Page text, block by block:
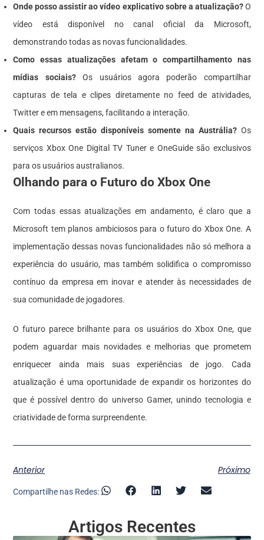
Onde posso assistir ao vídeo explicativo sobre a atualização?O
vídeo está disponível no canal oficial da Microsoft,
demonstrando todas as novas funcionalidades.
Como essas atualizações afetam o compartilhamento nas
mídias sociais?Os usuários agora poderão compartilhar
capturas de tela e clipes diretamente no feed de atividades,
Twitter e em mensagens, facilitando a interação.
Quais recursos estão disponíveis somente na Austrália?Os
serviços Xbox One Digital TV Tuner e OneGuide são exclusivos
para os usuários australianos.
Olhando para o Futuro do Xbox One
Com todas essas atualizações em andamento, é claro que a
Microsoft tem planos ambiciosos para o futuro do Xbox One. A
implementação dessas novas funcionalidades não só melhora a
experiência do usuário, mas também solidifica o compromisso
contínuo da empresa em inovar e atender às necessidades de
sua comunidade de jogadores.
O futuro parece brilhante para os usuários do Xbox One, que
podem aguardar mais novidades e melhorias que prometem
enriquecer ainda mais suas experiências de jogo. Cada
atualização é uma oportunidade de expandir os horizontes do
que é possível dentro do universo Gamer, unindo tecnologia e
criatividade de forma surpreendente.
Anterior Próximo
Compartilhe nas Redes:
Artigos Recentes